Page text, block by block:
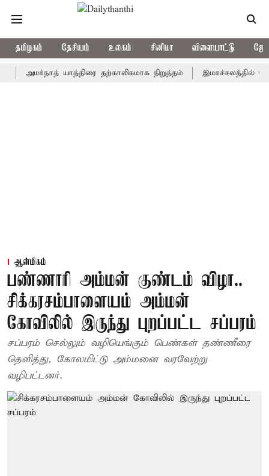
தமிழகம் தேசியம் உலகம் சினிமா விளையாட்டு
அமர்நாத் யாத்திரை தற்காலிகமாக நிறுத்தம் இமாச்சலத்தில்
ஆன்மிகம்
பண்ணாரி அம்மன் குண்டம் விழா..
சிக்கரசம்பாளையம் அம்மன்
கோவிலில் இருந்து புறப்பட்ட சப்பரம்
சப்பரம் செல்லும் வழியெங்கும் பெண்கள் தண்ணீரை
தெளித்து, கோலமிட்டு அம்மனை வரவேற்று
வழிபட்டனர்.